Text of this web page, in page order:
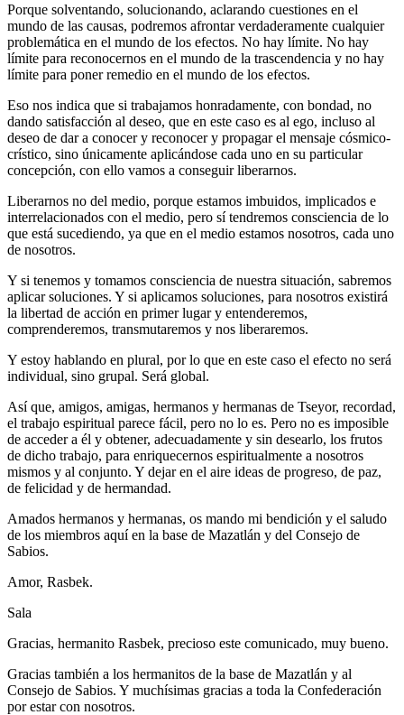
Porque solventando, solucionando, aclarando cuestiones en el
mundo de las causas, podremos afrontar verdaderamente cualquier
problemática en el mundo de los efectos. No hay límite. No hay
límite para reconocernos en el mundo de la trascendencia y no hay
límite para poner remedio en el mundo de los efectos.
Eso nos indica que si trabajamos honradamente, con bondad, no
dando satisfacción al deseo, que en este caso es al ego, incluso al
deseo de dar a conocer y reconocer y propagar el mensaje cósmico-
crístico, sino únicamente aplicándose cada uno en su particular
concepción, con ello vamos a conseguir liberarnos.
Liberarnos no del medio, porque estamos imbuidos, implicados e
interrelacionados con el medio, pero sí tendremos consciencia de lo
que está sucediendo, ya que en el medio estamos nosotros, cada uno
de nosotros.
Y si tenemos y tomamos consciencia de nuestra situación, sabremos
aplicar soluciones. Y si aplicamos soluciones, para nosotros existirá
la libertad de acción en primer lugar y entenderemos,
comprenderemos, transmutaremos y nos liberaremos.
Y estoy hablando en plural, por lo que en este caso el efecto no será
individual, sino grupal. Será global.
Así que, amigos, amigas, hermanos y hermanas de Tseyor, recordad,
el trabajo espiritual parece fácil, pero no lo es. Pero no es imposible
de acceder a él y obtener, adecuadamente y sin desearlo, los frutos
de dicho trabajo, para enriquecernos espiritualmente a nosotros
mismos y al conjunto. Y dejar en el aire ideas de progreso, de paz,
de felicidad y de hermandad.
Amados hermanos y hermanas, os mando mi bendición y el saludo
de los miembros aquí en la base de Mazatlán y del Consejo de
Sabios.
Amor, Rasbek.
Sala
Gracias, hermanito Rasbek, precioso este comunicado, muy bueno.
Gracias también a los hermanitos de la base de Mazatlán y al
Consejo de Sabios. Y muchísimas gracias a toda la Confederación
por estar con nosotros.